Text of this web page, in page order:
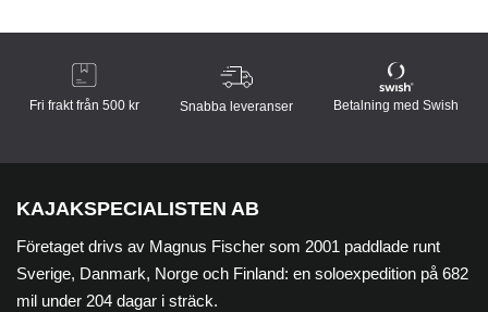
Fri frakt från 500 kr Snabba leveranser Betalning med Swish
KAJAKSPECIALISTEN AB
Företaget drivs av Magnus Fischer som 2001 paddlade runt
Sverige, Danmark, Norge och Finland: en soloexpedition på 682
mil under 204 dagar i sträck.